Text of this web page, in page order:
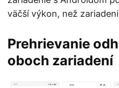
väčší výkon, než
Prehrievanie
oboch zariadení